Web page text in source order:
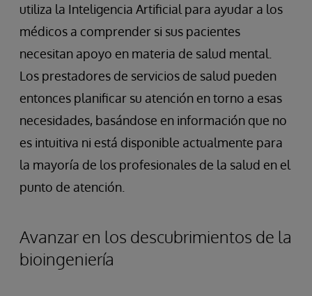
utiliza la Inteligencia Artificial para ayudar a los
médicos a comprender si sus pacientes
necesitan apoyo en materia de salud mental.
Los prestadores de servicios de salud pueden
entonces planificar su atención en torno a esas
necesidades, basándose en información que no
es intuitiva ni está disponible actualmente para
la mayoría de los profesionales de la salud en el
punto de atención.
Avanzar en los descubrimientos de la
bioingeniería